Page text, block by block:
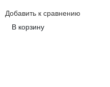
Добавить к сравнению
В корзину